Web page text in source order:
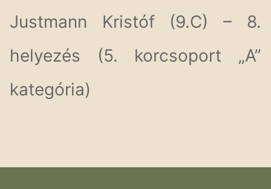
Justmann Kristóf (9.C) – 8.
helyezés (5. korcsoport „A”
kategória)